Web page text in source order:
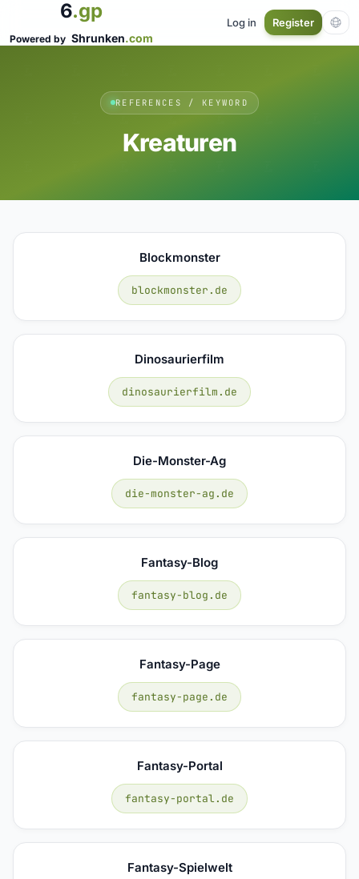
6.gp
Powered by Shrunken.com
Log in Register
REFERENCES / KEYWORD
Kreaturen
Blockmonster
blockmonster.de
Dinosaurierfilm
dinosaurierfilm.de
Die-Monster-Ag
die-monster-ag.de
Fantasy-Blog
fantasy-blog.de
Fantasy-Page
fantasy-page.de
Fantasy-Portal
fantasy-portal.de
Fantasy-Spielwelt